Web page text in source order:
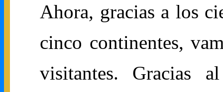
Ahora, gracias a los
cinco continentes,
visitantes. Gracias